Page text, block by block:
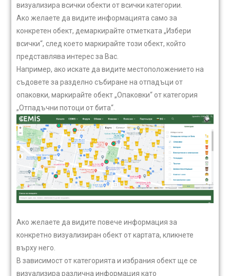
визуализира всички обекти от всички категории.
Ако желаете да видите информацията само за
конкретен обект, демаркирайте отметката „Избери
всички“, след което маркирайте този обект, който
представлява интерес за Вас.
Например, ако искате да видите местоположението на
съдовете за разделно събиране на отпадъци от
опаковки, маркирайте обект „Опаковки“ от категория
„Отпадъчни потоци от бита“.
Ако желаете да видите повече информация за
конкретно визуализиран обект от картата, кликнете
върху него.
В зависимост от категорията и избрания обект ще се
визуализира различна информация като